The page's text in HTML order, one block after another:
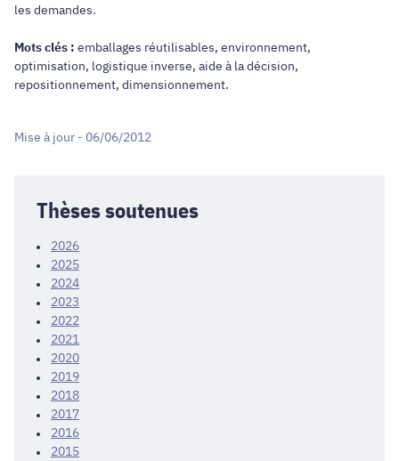
les demandes.
Mots clés : emballages réutilisables, environnement,
optimisation, logistique inverse, aide à la décision,
repositionnement, dimensionnement.
Mise à jour - 06/06/2012
Thèses soutenues
2026
2025
2024
2023
2022
2021
2020
2019
2018
2017
2016
2015